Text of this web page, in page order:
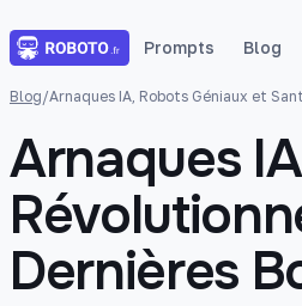
Prompts Blog
Blog/Arnaques IA, Robots Géniaux et
Arnaques
Dernières